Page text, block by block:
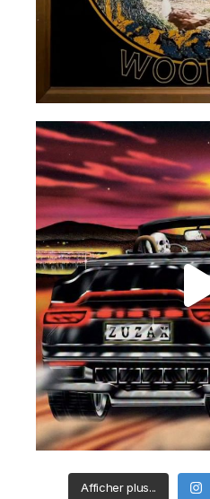
Afficher plus...